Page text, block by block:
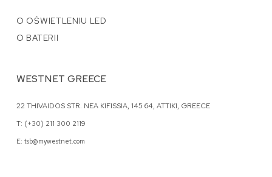
O OŚWIETLENIU LED
O BATERII
WESTNET GREECE
22 THIVAIDOS STR. NEA KIFISSIA, 145 64, ATTIKI, GREECE
T: (+30) 211 300 2119
E: tsb@mywestnet.com